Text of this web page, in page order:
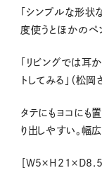
「シンプルな形状
度使うとほかのペ
「リビングでは耳
トしてみる」（松岡
タテにもヨコにも
り出しやすい。幅
W5× H21 ×